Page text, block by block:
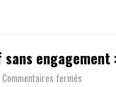
Commentaires fermés